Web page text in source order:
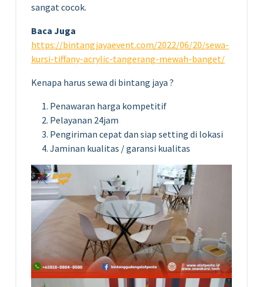
sangat cocok.
Baca Juga
https://bintangjayaevent.com/2022/06/20/sewa-
kursi-tiffany-acrylic-tangerang-mewah-banget/
Kenapa harus sewa di bintang jaya ?
Penawaran harga kompetitif
Pelayanan 24jam
Pengiriman cepat dan siap setting di lokasi
Jaminan kualitas / garansi kualitas